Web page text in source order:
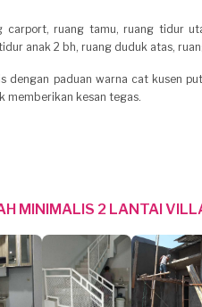
carport, ruang tamu, ruang tidur
anak 2 bh, ruang duduk atas,
dengan paduan warna cat kusen
memberikan kesan tegas.
MINIMALIS 2 LANTAI